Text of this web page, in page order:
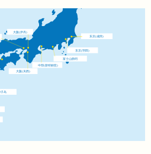
东京(成田)
东京(羽田)
富士山静冈
中部(新特丽亚)
大阪(伊丹)
大阪(关西)
子岛